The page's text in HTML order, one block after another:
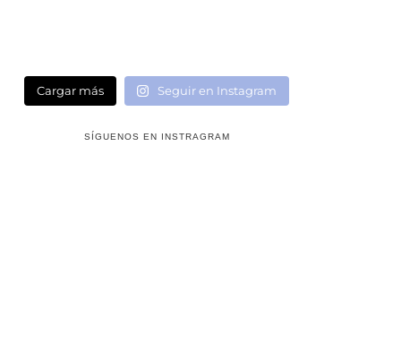
Cargar más Seguir en Instagram
SÍGUENOS EN INSTRAGRAM